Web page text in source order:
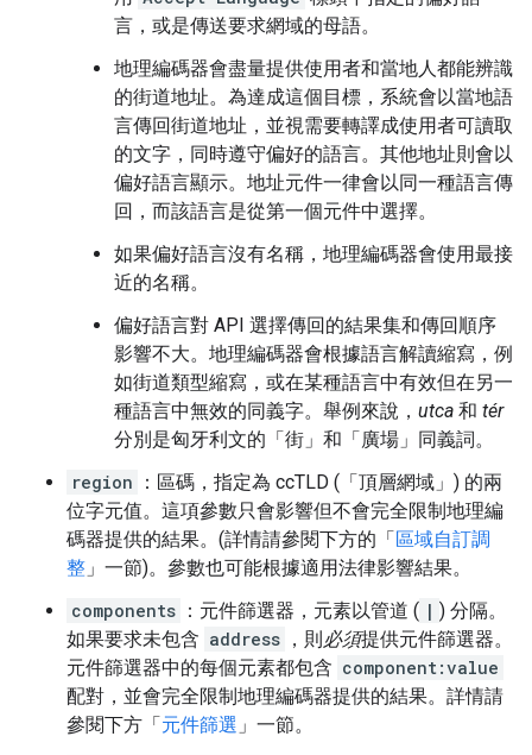
言，或是傳送要求網域的母語。
地理編碼器會盡量提供使用者和當地人都能辨識
的街道地址。為達成這個目標，系統會以當地語
言傳回街道地址，並視需要轉譯成使用者可讀取
的文字，同時遵守偏好的語言。其他地址則會以
偏好語言顯示。地址元件一律會以同一種語言傳
回，而該語言是從第一個元件中選擇。
如果偏好語言沒有名稱，地理編碼器會使用最接
近的名稱。
偏好語言對 API 選擇傳回的結果集和傳回順序
影響不大。地理編碼器會根據語言解讀縮寫，例
如街道類型縮寫，或在某種語言中有效但在另一
種語言中無效的同義字。舉例來說， utca 和 tér
分別是匈牙利文的「街」和「廣場」同義詞。
region
：區碼，指定為 ccTLD (「頂層網域」) 的兩
位字元值。這項參數只會影響但不會完全限制地理編
碼器提供的結果。(詳情請參閱下方的「區域自訂調
整 」一節)。參數也可能根據適用法律影響結果。
components ：元件篩選器，元素以管道 ( | ) 分隔。
如果要求未包含 address ，則必須提供元件篩選器。
元件篩選器中的每個元素都包含 component:value
配對，並會完全限制地理編碼器提供的結果。詳情請
參閱下方「元件篩選 」一節。